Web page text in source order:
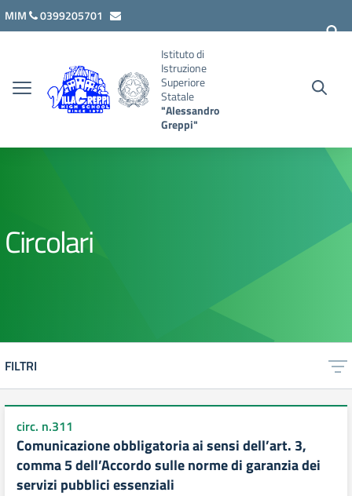
Vai ai contenuti
Vai al menu di navigazione
Vai al footer
MIM
0399205701
Istituto di
Istruzione
Superiore
Statale
"Alessandro
Greppi"
Circolari
FILTRI
circ. n.311
Comunicazione obbligatoria ai sensi dell’art. 3,
comma 5 dell’Accordo sulle norme di garanzia dei
servizi pubblici essenziali